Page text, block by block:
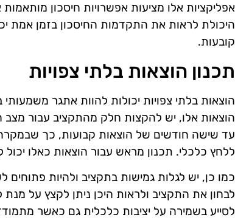
אפליקציות אלו מציעות אפשרויות חיסכון
היכולת לראות את התקדמות החיסכון בזמן אמת
קובעות.
תכנון הוצאות בלתי צפויות
הוצאות בלתי צפויות יכולות להוות אתגר
הוצאות אלו, יש להקצות חלק מהתקציב עבור
עד שישה חודשים של הוצאות קבועות, כך
ללחץ כלכלי. תכנון מראש עבור הוצאות כאלו
כמו כן, יש לגלות גמישות בתקציב ולהיות
לבחון את התקציב ולראות היכן ניתן לקצץ על
לסייע בשמירה על יציבות כלכלית גם כאשר